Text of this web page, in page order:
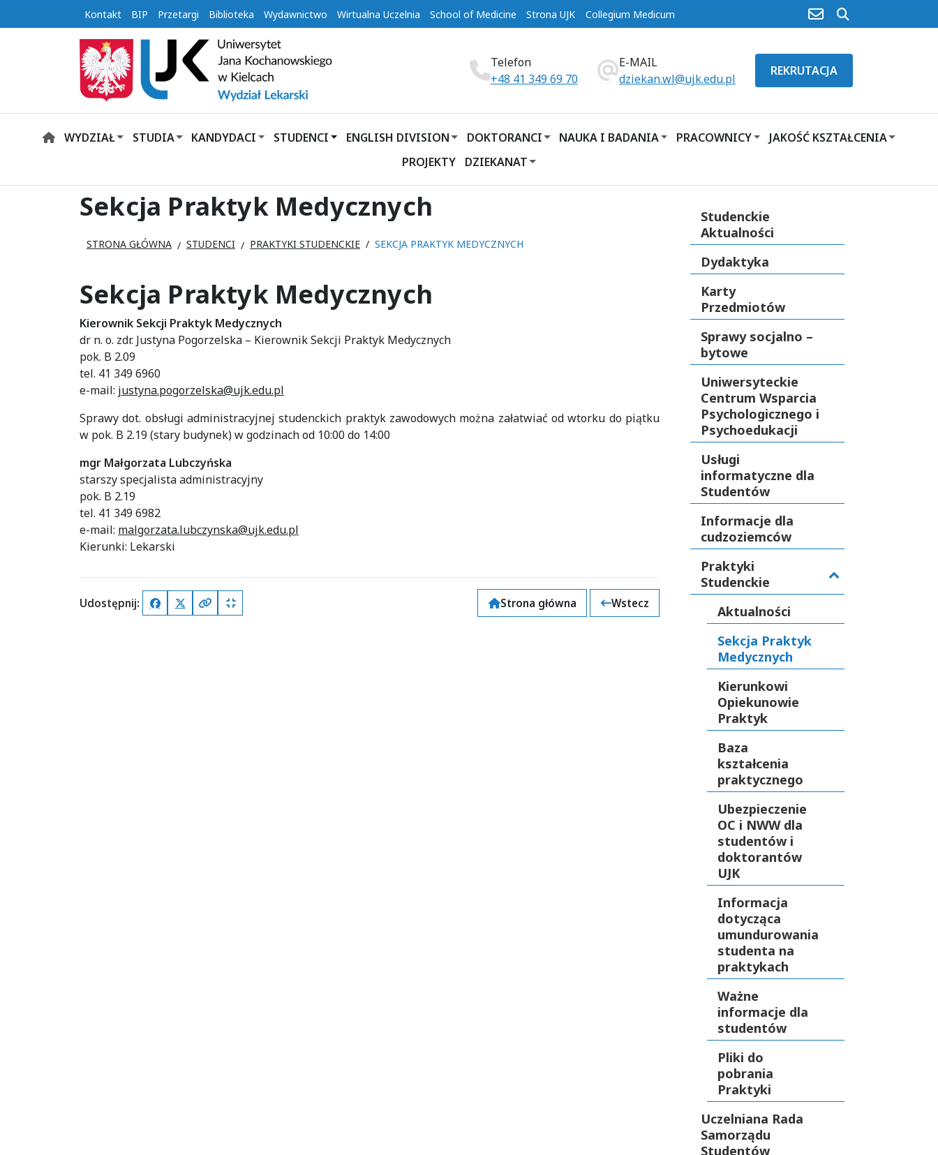
Kontakt BIP Przetargi Biblioteka Wydawnictwo Wirtualna Uczelnia School of Medicine Strona UJK Collegium Medicum poczta
Telefon
+48 41 349 69 70
E-MAIL
dziekan.wl@ujk.edu.pl
REKRUTACJA
HOMEWYDZIAŁ STUDIA KANDYDACI STUDENCI ENGLISH DIVISION DOKTORANCI NAUKA I BADANIA PRACOWNICY
JAKOŚĆ KSZTAŁCENIA
PROJEKTY
DZIEKANAT
Sekcja Praktyk Medycznych
STRONA GŁÓWNA STUDENCI PRAKTYKI STUDENCKIE SEKCJA PRAKTYK MEDYCZNYCH
Sekcja Praktyk Medycznych
Kierownik Sekcji Praktyk Medycznych
dr n. o. zdr. Justyna Pogorzelska – Kierownik Sekcji Praktyk Medycznych
pok. B 2.09
tel. 41 349 6960
e-mail: justyna.pogorzelska@ujk.edu.pl
Sprawy dot. obsługi administracyjnej studenckich praktyk zawodowych można załatwiać od wtorku do piątku
w pok. B 2.19 (stary budynek) w godzinach od 10:00 do 14:00
mgr Małgorzata Lubczyńska
starszy specjalista administracyjny
pok. B 2.19
tel. 41 349 6982
e-mail: malgorzata.lubczynska@ujk.edu.pl
Kierunki: Lekarski
Udostępnij: FacebookX (Twitter)
Kopiuj pełny link
Kopiuj krótki link Strona główna Wstecz
Studenckie
Aktualności
Dydaktyka
Karty
Przedmiotów
Sprawy socjalno –
bytowe
Uniwersyteckie
Centrum Wsparcia
Psychologicznego i
Psychoedukacji
Usługi
informatyczne dla
Studentów
Informacje dla
cudzoziemców
Praktyki
Studenckie
Aktualności
Sekcja Praktyk
Medycznych
Kierunkowi
Opiekunowie
Praktyk
Baza
kształcenia
praktycznego
Ubezpieczenie
OC i NWW dla
studentów i
doktorantów
UJK
Informacja
dotycząca
umundurowania
studenta na
praktykach
Ważne
informacje dla
studentów
Pliki do
pobrania
Praktyki
Uczelniana Rada
Samorządu
Studentów